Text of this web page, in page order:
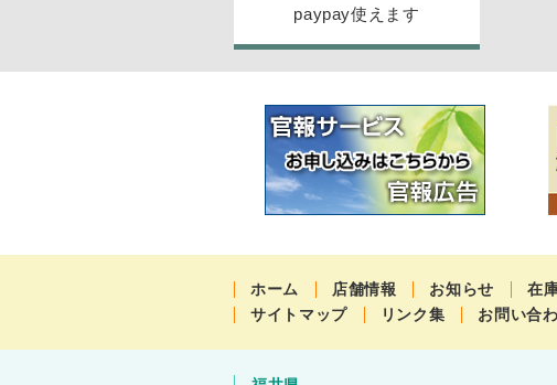
paypay使えます
ホーム 店舗情報 お知らせ 在
サイトマップ
リンク集 お問い合